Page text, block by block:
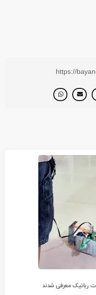
https://
رباتیک معرفی شدند